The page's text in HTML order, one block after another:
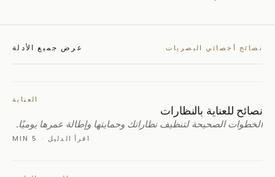
نصائح أخصائي البصريات عرض جميع الأدلة
العناية
نصائح للعناية بالنظارات
الخطوات الصحيحة لتنظيف نظاراتك وحمايتها وإطالة عمرها يوميًا.
اقرأ الدليل ·
5 MIN